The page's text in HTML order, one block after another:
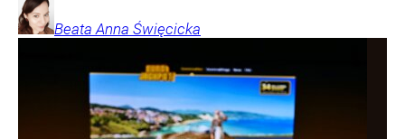
Beata Anna Święcicka